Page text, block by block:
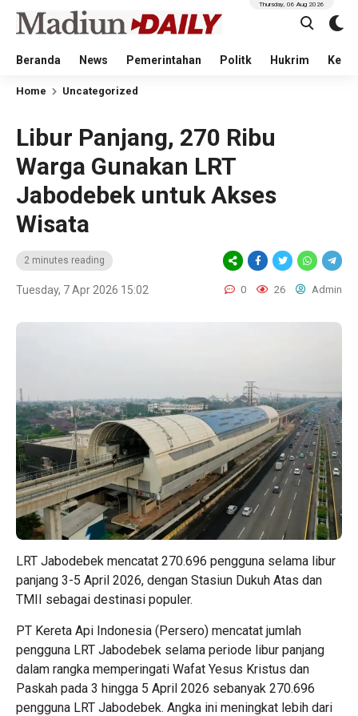
Beranda News Pemerintahan Politk Hukrim
Thursday, 06 Aug 2026
Home Uncategorized
Libur Panjang, 270 Ribu
Warga Gunakan LRT
Jabodebek untuk Akses
Wisata
2 minutes reading
Tuesday, 7 Apr 2026 15:02 0 26 Admin
LRT Jabodebek mencatat 270.696 pengguna selama libur
panjang 3-5 April 2026, dengan Stasiun Dukuh Atas dan
TMII sebagai destinasi populer.
PT Kereta Api Indonesia (Persero) mencatat jumlah
pengguna LRT Jabodebek selama periode libur panjang
dalam rangka memperingati Wafat Yesus Kristus dan
Paskah pada 3 hingga 5 April 2026 sebanyak 270.696
pengguna LRT Jabodebek. Angka ini meningkat lebih dari